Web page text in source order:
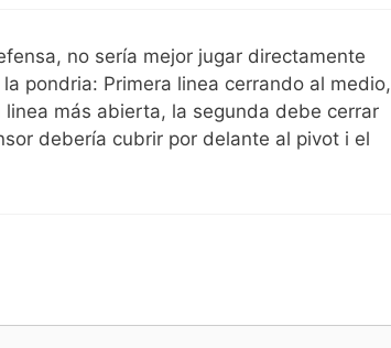
no sería mejor jugar directamente
pondria: Primera linea cerrando al medio,
más abierta, la segunda debe cerrar
debería cubrir por delante al pivot i el